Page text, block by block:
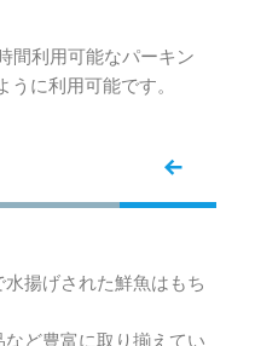
間利用可能なパーキン
に利用可能です。
揚げされた鮮魚はもち
ど豊富に取り揃えてい